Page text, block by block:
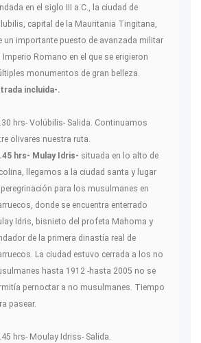
en el siglo III a.C., la ciudad de
capital de la Mauritania Tingitana,
un importante puesto de avanzada militar
Imperio Romano en el que se erigieron
monumentos de gran belleza.
incluida-.
hrs- Volúbilis- Salida. Continuamos
olivares nuestra ruta.
hrs- Mulay Idris- situada en lo alto de
llegamos a la ciudad santa y lugar
peregrinación para los musulmanes en
donde se encuentra enterrado
Idris, bisnieto del profeta Mahoma y
de la primera dinastía real de
La ciudad estuvo cerrada a los no
hasta 1912 -hasta 2005 no se
pernoctar a no musulmanes. Tiempo
pasear.
hrs- Moulay Idriss- Salida.